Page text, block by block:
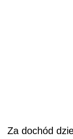
Za dochód